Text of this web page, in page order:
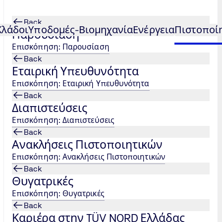
Υποδομές-ΒιομηχανίαΕνέργεια
Back
Παρουσίαση
Επισκόπηση: Παρουσίαση
Back
Εταιρική Υπευθυνότητα
Επισκόπηση: Εταιρική Υπευθυνότητα
Back
Διαπιστεύσεις
Επισκόπηση: Διαπιστεύσεις
Back
Ανακλήσεις Πιστοποιητικών
Επισκόπηση: Ανακλήσεις Πιστοποιητικών
Back
Θυγατρικές
Επισκόπηση: Θυγατρικές
Back
Καριέρα στην TÜV NORD Ελλάδας
ISO 22301 Σύστημα Επιχειρησιακ
ής Συνέχειας
Συνέχειας
Συνέχειας κατά ISO 22301
κρίσιμων καταστάσεων
απαίτηση. Το πρότυπο ISO 22301:2019 είναι
και μη αναμενομένων συνθηκών.
ζημιές από απρόβλεπτα γεγονότα, αλλά και